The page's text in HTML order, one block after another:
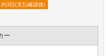
約3日(支払確認後)
ー